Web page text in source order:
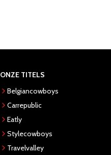
ONZE TITELS
Belgiancowboys
Carrepublic
Eatly
Stylecowboys
Travelvalley